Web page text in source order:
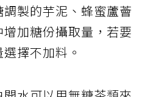
製的芋泥、蜂蜜蘆薈
加糖份攝取量，若要
擇不加料。